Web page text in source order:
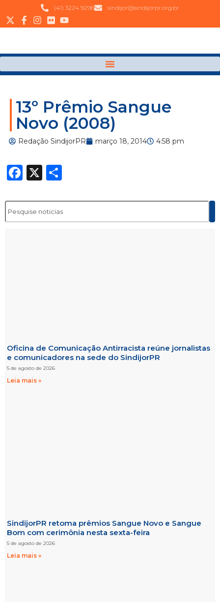
(41) 3224 9296 sindijor@sindijorpr.org.br
13º Prêmio Sangue
Novo (2008)
Redação SindijorPR março 18, 2014 4:58 pm
Facebook
X
Oficina de Comunicação Antirracista reúne jornalistas
e comunicadores na sede do SindijorPR
5 de agosto de 2026
Leia mais »
SindijorPR retoma prêmios Sangue Novo e Sangue
Bom com cerimônia nesta sexta-feira
5 de agosto de 2026
Leia mais »